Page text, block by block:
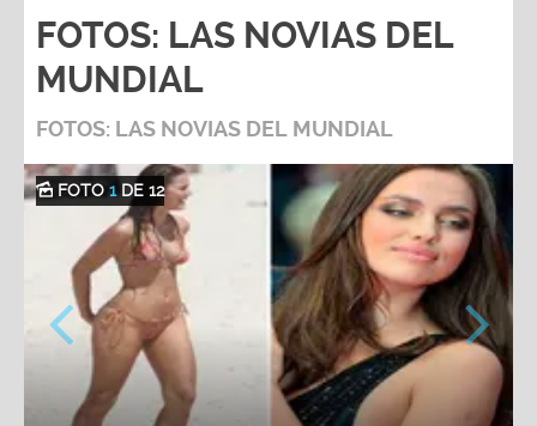
FOTOS: LAS NOVIAS DEL
MUNDIAL
FOTOS: LAS NOVIAS DEL MUNDIAL
FOTO 1DE 12